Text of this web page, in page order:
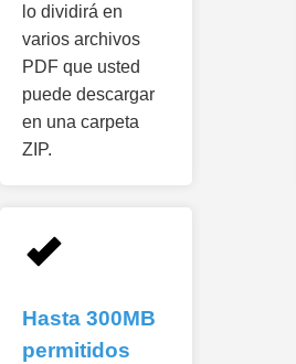
lo dividirá en
varios archivos
PDF que usted
puede descargar
en una carpeta
ZIP.
Hasta 300MB
permitidos